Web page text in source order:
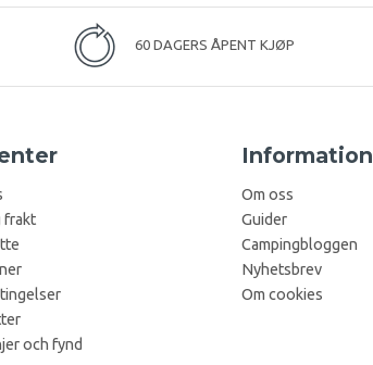
60 DAGERS ÅPENT KJØP
frakt
och fynd
Information
Om oss
Guider
Campingbloggen
Nyhetsbrev
Om cookies